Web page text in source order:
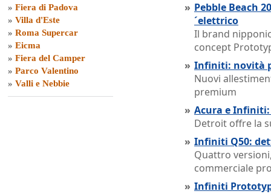
» Fiera di Padova
» Villa d'Este
» Roma Supercar
» Eicma
» Fiera del Camper
» Parco Valentino
» Valli e Nebbie
» Pebble Beach
´elettrico
Il brand
concept
» Infiniti: novità
Nuovi
premium
» Acura e
Detroit offre la
» Infiniti Q50:
Quattro
commerciale
» Infiniti